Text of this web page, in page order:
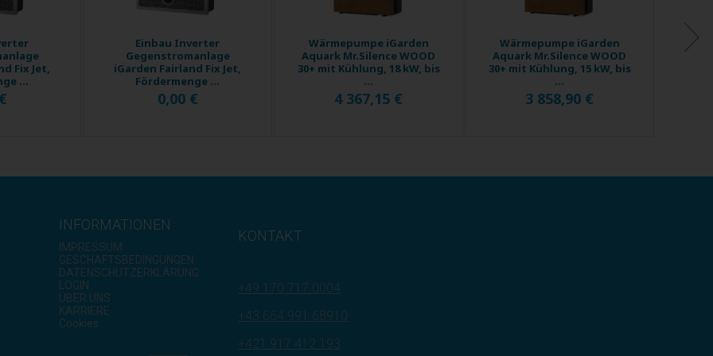
Fix Jet,
...
Einbau Inverter
Gegenstromanlage
iGarden Fairland Fix Jet,
Fördermenge ...
0,00 €
Wärmepumpe iGarden
Aquark Mr.Silence WOOD
30+ mit Kühlung, 18 kW, bis
...
4 367,15 €
Wärmepumpe iGarden
Aquark Mr.Silence WOOD
30+ mit Kühlung, 15 kW, bis
...
3 858,90 €
INFORMATIONEN
IMPRESSUM
GESCHÄFTSBEDINGUNGEN
DATENSCHUTZERKLÄRUNG
LOGIN
ÜBER UNS
KARRIERE
Cookies
KONTAKT
+49 170 717 0004
+43 664 991 68910
+421 917 412 193